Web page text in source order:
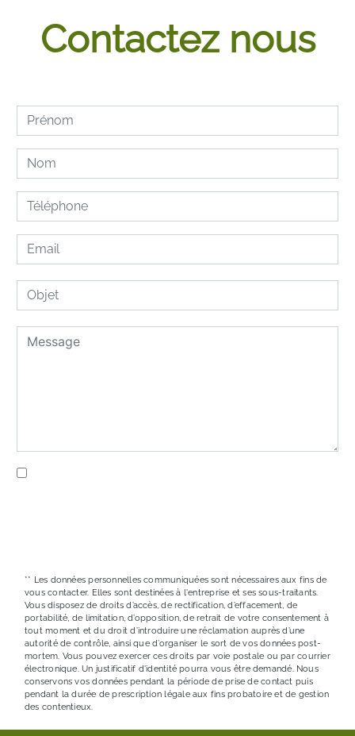
Contactez nous
** Les données personnelles communiquées sont nécessaires aux fins de
vous contacter. Elles sont destinées à l'entreprise et ses sous-traitants.
Vous disposez de droits d’accès, de rectification, d’effacement, de
portabilité, de limitation, d’opposition, de retrait de votre consentement à
tout moment et du droit d’introduire une réclamation auprès d’une
autorité de contrôle, ainsi que d’organiser le sort de vos données post-
mortem. Vous pouvez exercer ces droits par voie postale ou par courrier
électronique. Un justificatif d'identité pourra vous être demandé. Nous
conservons vos données pendant la période de prise de contact puis
pendant la durée de prescription légale aux fins probatoire et de gestion
des contentieux.